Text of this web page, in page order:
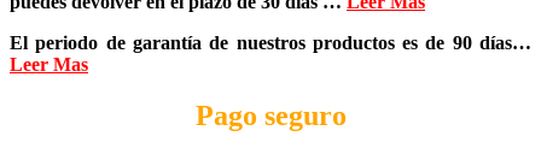
El periodo de garantía de nuestros productos es de 90 días…
Leer Mas
Pago seguro